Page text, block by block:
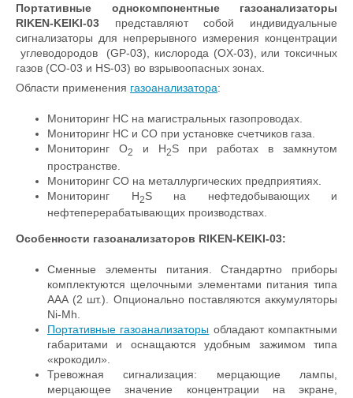
Портативные однокомпонентные газоанализаторы
RIKEN-KEIKI-03 представляют собой индивидуальные
сигнализаторы для непрерывного измерения концентрации
углеводородов (GP-03), кислорода (OX-03), или токсичных
газов (CO-03 и HS-03) во взрывоопасных зонах.
Области применения газоанализатора:
Мониторинг НС на магистральных газопроводах.
Мониторинг НС и СО при установке счетчиков газа.
Мониторинг О2 и H2S при работах в замкнутом
пространстве.
Мониторинг СО на металлургических предприятиях.
Мониторинг H2S на нефтедобывающих и
нефтеперерабатывающих производствах.
Особенности газоанализаторов RIKEN-KEIKI-03:
Сменные элементы питания. Стандартно приборы
комплектуются щелочными элементами питания типа
ААА (2 шт.). Опционально поставляются аккумуляторы
Ni-Mh.
Портативные газоанализаторы обладают компактными
габаритами и оснащаются удобным зажимом типа
«крокодил».
Тревожная сигнализация: мерцающие лампы,
мерцающее значение концентрации на экране,